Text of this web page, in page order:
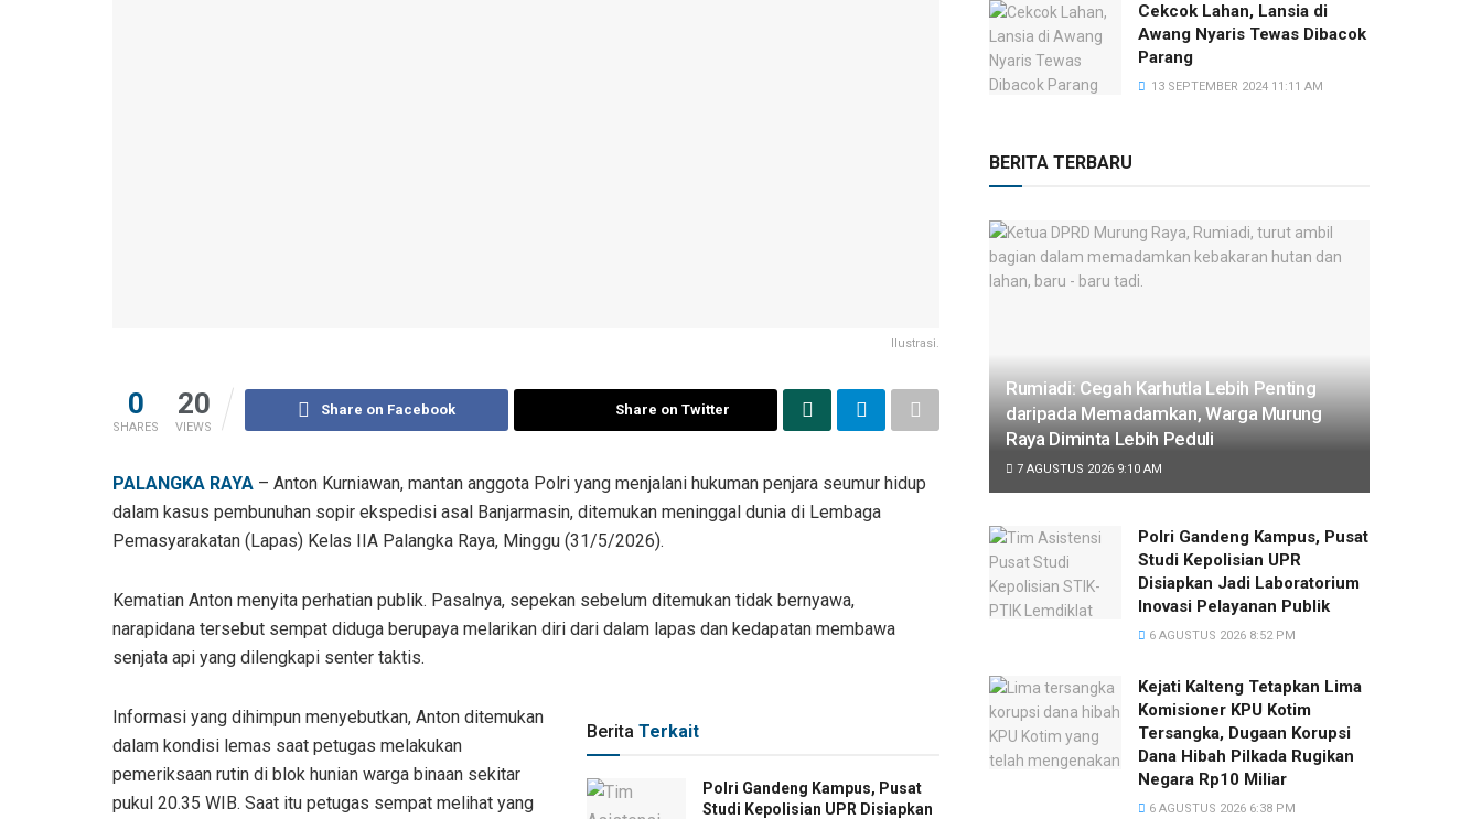
Ilustrasi.
0
SHARES
20
VIEWS
Share on Facebook Share on Twitter
PALANGKA RAYA – Anton Kurniawan, mantan anggota Polri yang menjalani hukuman penjara seumur hidup
dalam kasus pembunuhan sopir ekspedisi asal Banjarmasin, ditemukan meninggal dunia di Lembaga
Pemasyarakatan (Lapas) Kelas IIA Palangka Raya, Minggu (31/5/2026).
Kematian Anton menyita perhatian publik. Pasalnya, sepekan sebelum ditemukan tidak bernyawa,
narapidana tersebut sempat diduga berupaya melarikan diri dari dalam lapas dan kedapatan membawa
senjata api yang dilengkapi senter taktis.
Berita Terkait
Polri Gandeng Kampus, Pusat
Studi Kepolisian UPR Disiapkan
Informasi yang dihimpun menyebutkan, Anton ditemukan
dalam kondisi lemas saat petugas melakukan
pemeriksaan rutin di blok hunian warga binaan sekitar
pukul 20.35 WIB. Saat itu petugas sempat melihat yang
Cekcok Lahan, Lansia di
Awang Nyaris Tewas Dibacok
Parang
13 SEPTEMBER 2024 11:11 AM
BERITA TERBARU
Rumiadi: Cegah Karhutla Lebih Penting
daripada Memadamkan, Warga Murung
Raya Diminta Lebih Peduli
7 AGUSTUS 2026 9:10 AM
Polri Gandeng Kampus, Pusat
Studi Kepolisian UPR
Disiapkan Jadi Laboratorium
Inovasi Pelayanan Publik
6 AGUSTUS 2026 8:52 PM
Kejati Kalteng Tetapkan Lima
Komisioner KPU Kotim
Tersangka, Dugaan Korupsi
Dana Hibah Pilkada Rugikan
Negara Rp10 Miliar
6 AGUSTUS 2026 6:38 PM